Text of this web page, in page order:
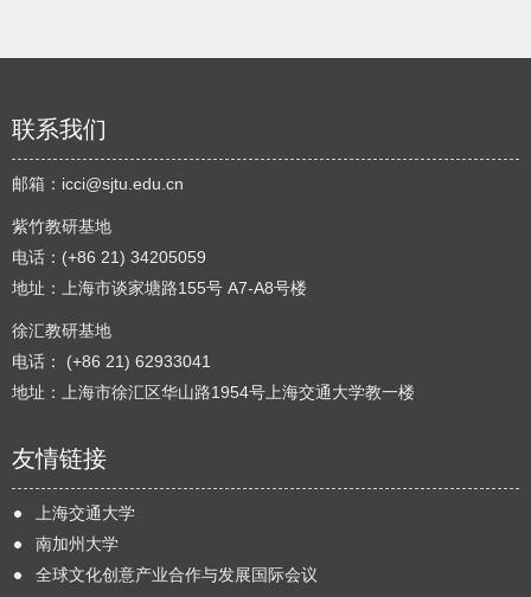
联系我们
邮箱： icci@sjtu.edu.cn
紫竹教研基地
电话：(+86 21) 34205059
地址：上海市谈家塘路155号 A7-A8号楼
徐汇教研基地
电话： (+86 21) 62933041
地址：上海市徐汇区华山路1954号上海交通大学教一楼
友情链接
上海交通大学
南加州大学
全球文化创意产业合作与发展国际会议